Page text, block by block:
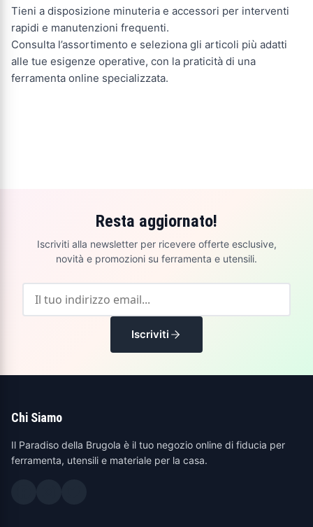
Tieni a disposizione minuteria e accessori per interventi
rapidi e manutenzioni frequenti.
Consulta l’assortimento e seleziona gli articoli più adatti
alle tue esigenze operative, con la praticità di una
ferramenta online specializzata.
Resta aggiornato!
Iscriviti alla newsletter per ricevere offerte esclusive,
novità e promozioni su ferramenta e utensili.
Iscriviti
Chi Siamo
Il Paradiso della Brugola è il tuo negozio online di fiducia per
ferramenta, utensili e materiale per la casa.